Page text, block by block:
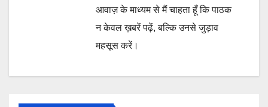
आवाज़ के माध्यम से मैं चाहता हूँ कि पाठक
न केवल ख़बरें पढ़ें, बल्कि उनसे जुड़ाव
महसूस करें।